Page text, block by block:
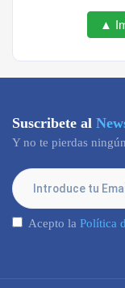
▲
Suscribete al
Y no te pierdas
Acepto la Política